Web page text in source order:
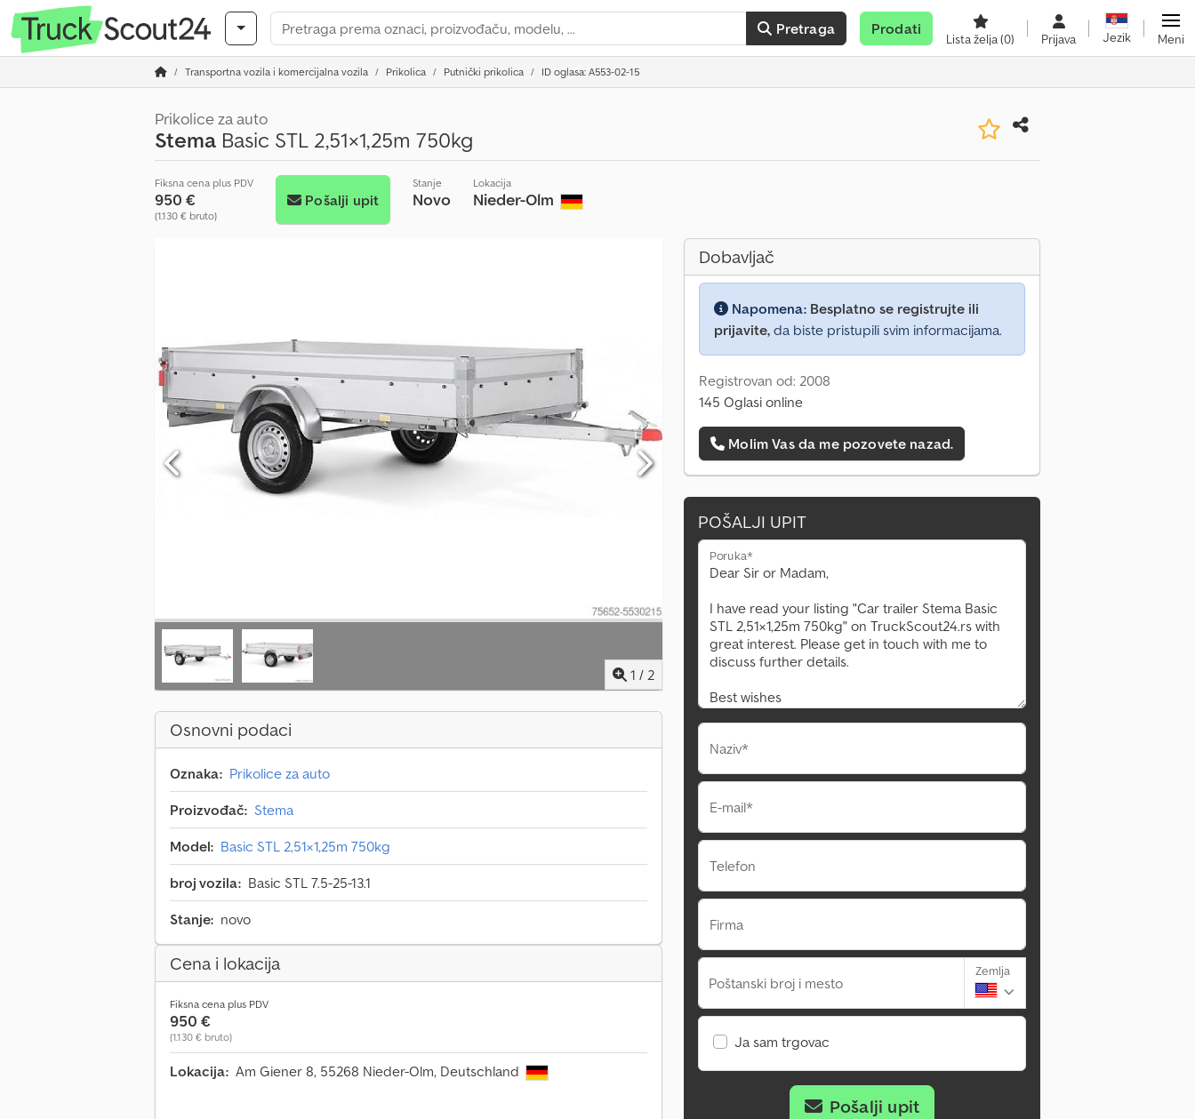
Pretraga Prodati
Lista želja(0) Prijava Jezik Meni
Transportna vozila i komercijalna vozila Prikolica Putnički prikolica ID oglasa: A553-02-15
Prikolice za auto
Stema Basic STL 2,51×1,25m 750kg
Fiksna cena plus PDV
950 €
(1.130 € bruto)
Pošalji upit
Stanje
Novo
Lokacija
Nieder-Olm
1 / 2
Osnovni podaci
Oznaka: Prikolice za auto
Proizvođač: Stema
Model: Basic STL 2,51×1,25m 750kg
broj vozila: Basic STL 7.5-25-13.1
Stanje: novo
Cena i lokacija
Fiksna cena plus PDV
950 €
(1.130 € bruto)
Lokacija: Am Giener 8, 55268 Nieder-Olm, Deutschland
Dobavljač
Napomena: Besplatno se registrujte ili
prijavite, da biste pristupili svim informacijama.
Registrovan od: 2008
145 Oglasi online
Molim Vas da me pozovete nazad.
POŠALJI UPIT
Poruka*
Naziv*
E-mail*
Telefon
Firma
Poštanski broj i mesto
Zemlja
Ja sam trgovac
Pošalji upit